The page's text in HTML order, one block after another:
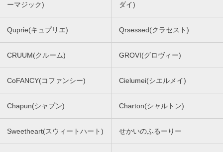
ーマジック)
ダイ)
Quprie(キュプリエ) Qrsessed(クラセスト)
CRUUM(クルーム) GROVI(グロヴィー)
CoFANCY(コファンシー) Cielumei(シエルメイ)
Chapun(シャプン) Charton(シャルトン)
Sweetheart(スウィートハート) せかいのふるーりー